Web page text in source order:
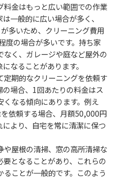
料金はもっと広い範囲での作業
一般的に広い場合が多く、
多いため、クリーニング費用
の場合が多いです。持ち家
く、ガレージや庭など屋外の
なることがあります。
期的なクリーニングを依頼す
場合、1回あたりの料金はス
なる傾向にあります。例え
依頼する場合、月額50,000円
より、自宅を常に清潔に保つ
や屋根の清掃、窓の高所清掃な
となることがあり、これらの
ことが一般的です。このよう